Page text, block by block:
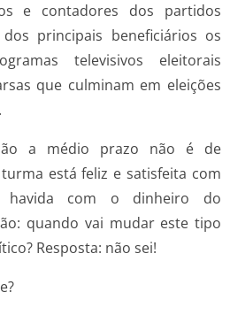
e contadores dos partidos
principais beneficiários os
televisivos eleitorais
que culminam em eleições
a médio prazo não é de
está feliz e satisfeita com
havida com o dinheiro do
quando vai mudar este tipo
Resposta: não sei!